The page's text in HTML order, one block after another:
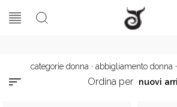
categorie donna · abbigliamento donna ·
Ordina per